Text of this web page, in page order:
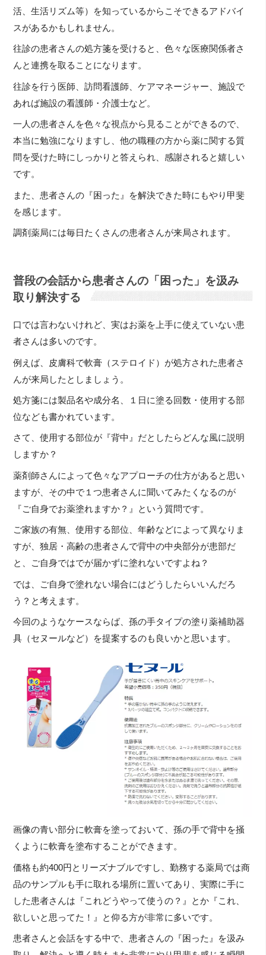
活、生活リズム等）を知っているからこそできるアドバイ
スがあるかもしれません。
往診の患者さんの処方箋を受けると、色々な医療関係者さ
んと連携を取ることになります。
往診を行う医師、訪問看護師、ケアマネージャー、施設で
あれば施設の看護師・介護士など。
一人の患者さんを色々な視点から見ることができるので、
本当に勉強になりますし、他の職種の方から薬に関する質
問を受けた時にしっかりと答えられ、感謝されると嬉しい
です。
また、患者さんの『困った』を解決できた時にもやり甲斐
を感じます。
調剤薬局には毎日たくさんの患者さんが来局されます。
普段の会話から患者さんの「困った」を汲み
取り解決する
口では言わないけれど、実はお薬を上手に使えていない患
者さんは多いのです。
例えば、皮膚科で軟膏（ステロイド）が処方された患者さ
んが来局したとしましょう。
処方箋には製品名や成分名、１日に塗る回数・使用する部
位なども書かれています。
さて、使用する部位が『背中』だとしたらどんな風に説明
しますか？
薬剤師さんによって色々なアプローチの仕方があると思い
ますが、その中で１つ患者さんに聞いてみたくなるのが
『ご自身でお薬塗れますか？』という質問です。
ご家族の有無、使用する部位、年齢などによって異なりま
すが、独居・高齢の患者さんで背中の中央部分が患部だ
と、ご自身ではでが届かずに塗れないですよね？
では、ご自身で塗れない場合にはどうしたらいいんだろ
う？と考えます。
今回のようなケースならば、孫の手タイプの塗り薬補助器
具（セヌールなど）を提案するのも良いかと思います。
画像の青い部分に軟膏を塗っておいて、孫の手で背中を掻
くように軟膏を塗布することができます。
価格も約400円とリーズナブルですし、勤務する薬局では商
品のサンプルも手に取れる場所に置いてあり、実際に手に
した患者さんは『これどうやって使うの？』とか『これ、
欲しいと思ってた！』と仰る方が非常に多いです。
患者さんと会話をする中で、患者さんの『困った』を汲み